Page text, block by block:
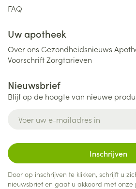
FAQ
Uw apotheek
Over ons Gezondheidsnieuws
VoorschriftZorgtarieven
Nieuwsbrief
Blijf op de hoogte van nieuwe
Inschrijven
Door op inschrijven te klikken, schrijft u
nieuwsbrief en gaat u akkoord met onze